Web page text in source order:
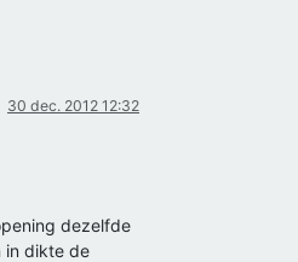
30 dec. 2012 12:32
dezelfde
in dikte de